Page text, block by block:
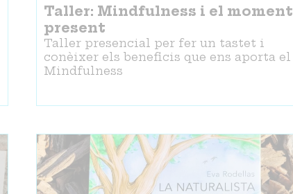
Taller: Mindfulness i el moment
present
Taller presencial per fer un tastet i
conèixer els beneficis que ens aporta el
Mindfulness